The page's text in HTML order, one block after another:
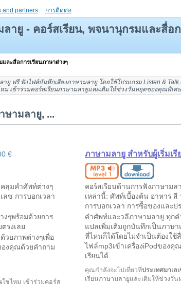
and partners การติดต่อ
ายู - คอร์สเรียน, พจนานุกรมและสื่อ
ละสื่อการเรียนภาษาต่างๆ
ายูฟรี ฟังไฟล์บันทึกเสียงภาษามลายูโดยใช้โปรแกรม Listen & Talk
ม เข้าร่วมคอร์สเรียนภาษามลายูและเติมให้ช่วงวันหยุดของคุณพิเศ
ษามลายู, ...
€
ลุมคำศัพท์ต่างๆ
ลข การบอกเวลา
งๆพร้อมด้วยการ
รงเลย
วยภาพต่างๆเพื่อ
องคุณด้วยคำถาม
ใช่ไหม เข้าร่วมคอร์ส
ภาษามลายู สำหรับผู้เริ่มเ
คอร์สเรียนด้านการฟังภาษามล
เหล่านี้: ศัพท์เบื้องต้น อาหาร
การบอกเวลา การซื้อของและป
คำศัพท์และวลีภาษามลายู ทุกค
แปลเพิ่มเติมถูกบันทึกเป็นภาษ
ที่ไหนก็ได้โดยไม่จำเป็นต้องใช้
ไฟล์mp3เข้าเครื่องiPodของคุ
เรียนได้
คุณกำลังจะไปเที่ยวที่ประเทศมาเล
เรียนภาษามลายูและเติมให้ช่วงวั